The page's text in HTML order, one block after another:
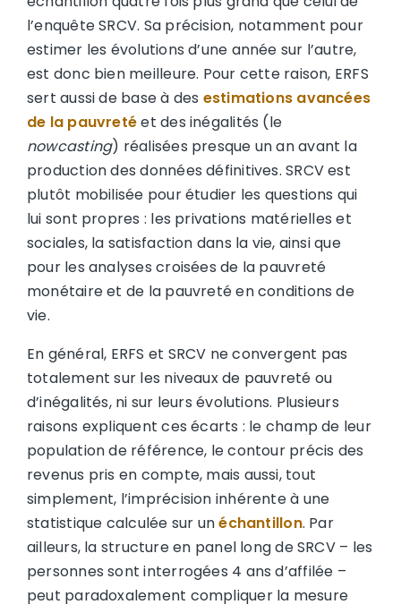
l’enquête SRCV. Sa précision, notamment pour
estimer les évolutions d’une année sur l’autre,
est donc bien meilleure. Pour cette raison, ERFS
sert aussi de base à des estimations avancées
de la pauvretéet des inégalités (le
nowcasting) réalisées presque un an avant la
production des données définitives. SRCV est
plutôt mobilisée pour étudier les questions qui
lui sont propres : les privations matérielles et
sociales, la satisfaction dans la vie, ainsi que
pour les analyses croisées de la pauvreté
monétaire et de la pauvreté en conditions de
vie.
En général, ERFS et SRCV ne convergent pas
totalement sur les niveaux de pauvreté ou
d’inégalités, ni sur leurs évolutions. Plusieurs
raisons expliquent ces écarts : le champ de leur
population de référence, le contour précis des
revenus pris en compte, mais aussi, tout
simplement, l’imprécision inhérente à une
statistique calculée sur unéchantillon. Par
ailleurs, la structure en panel long de SRCV – les
personnes sont interrogées 4 ans d’affilée –
peut paradoxalement compliquer la mesure